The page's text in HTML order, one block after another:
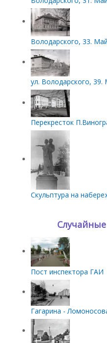
Володарского, 33.
ул. Володарского, 39.
Перекресток
Скульптура на
Пост инспектора ГАИ
Гагарина -